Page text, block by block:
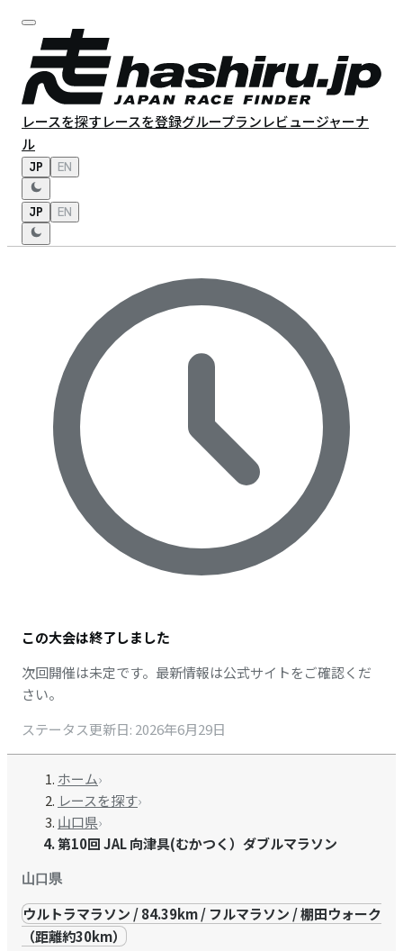
レースを探すレースを登録グループランレビュージャーナ
ル
JP EN
JP EN
この大会は終了しました
次回開催は未定です。最新情報は公式サイトをご確認くだ
さい。
ステータス更新日: 2026年6月29日
ホーム›
レースを探す›
山口県›
第10回 JAL 向津具(むかつく）ダブルマラソン
山口県
ウルトラマラソン / 84.39km / フルマラソン / 棚田ウォーク
（距離約30km）